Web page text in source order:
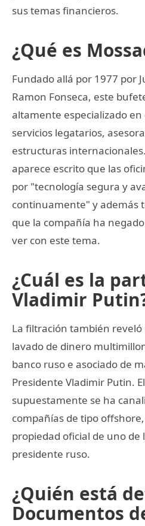
sus temas financieros.
¿Qué es
Fundado allá por 1977 por
Ramon Fonseca, este
altamente especializado
servicios legatarios,
estructuras
aparece escrito que las
por "tecnología segura y
continuamente" y además
que la compañía ha
ver con este tema.
¿Cuál es la
Vladimir
La filtración también
lavado de dinero
banco ruso e asociado de
Presidente Vladimir Putin.
supuestamente se ha
compañías de tipo
propiedad oficial de uno de
presidente ruso.
¿Quién está
Documentos